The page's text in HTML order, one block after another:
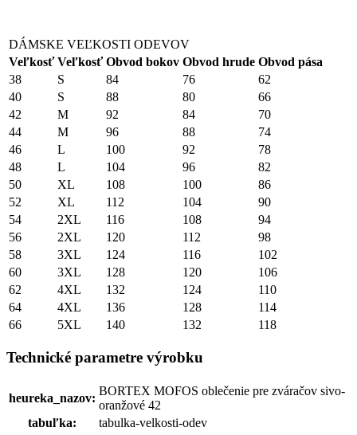
DÁMSKE VEĽKOSTI ODEVOV
Veľkosť Veľkosť Obvod bokov Obvod hrude Obvod pása
38
S 84 76
62
40
S 88 80
66
42
M 92 84
70
44
M 96 88
74
46
L 100 92
78
48
L 104 96
82
50
XL 108 100
86
52
XL 112 104
90
54
2XL 116 108
94
56
2XL 120 112
98
58
3XL 124 116
102
60
3XL 128 120
106
62
4XL 132 124
110
64
4XL 136 128
114
66
5XL 140 132 118
Technické parametre výrobku
heureka_nazov:
BORTEX MOFOS oblečenie pre zváračov sivo-
oranžové 42
tabuľka:
tabulka-velkosti-odev